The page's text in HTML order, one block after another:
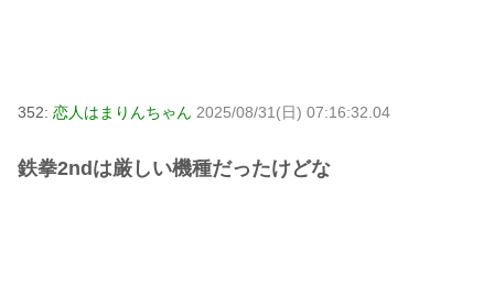
352: 恋人はまりんちゃん 2025/08/31(日) 07:16:32.04
鉄拳2ndは厳しい機種だったけどな